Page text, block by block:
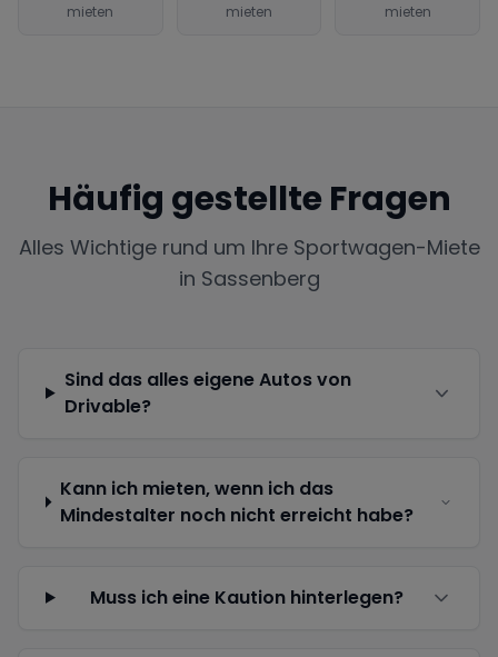
mieten mieten mieten
Häufig gestellte Fragen
Alles Wichtige rund um Ihre Sportwagen-Miete
in Sassenberg
Sind das alles eigene Autos von
Drivable?
Kann ich mieten, wenn ich das
Mindestalter noch nicht erreicht habe?
Muss ich eine Kaution hinterlegen?